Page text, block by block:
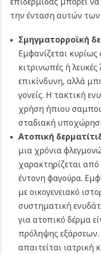
την ένταση αυτών
Σμηγματορροϊκή
Εμφανίζεται
κιτρινωπές ή λευκές
επικίνδυνη, αλλά
γονείς. Η τακτική
χρήση ήπιου
σταδιακή
Ατοπική
μια χρόνια
χαρακτηρίζεται
έντονη φαγούρα.
με οικογενειακό
συστηματική
για ατοπικό δέρμα
πρόληψης εξάρσεων.
απαιτείται ιατρική